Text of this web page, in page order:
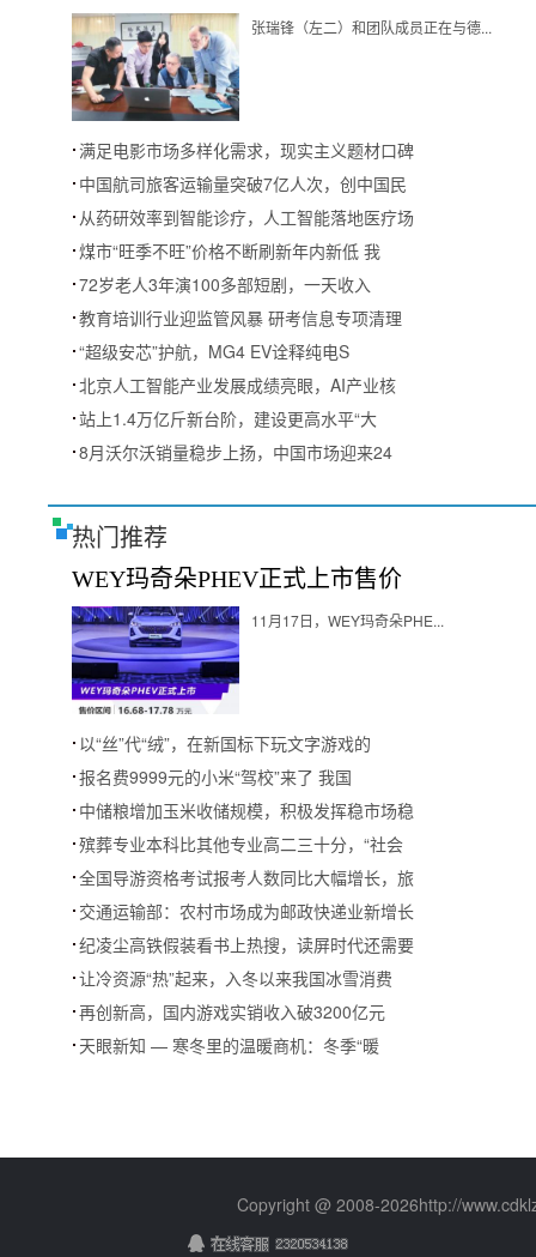
张瑞锋（左二）和团队成员正在与德...
满足电影市场多样化需求，现实主义题材口碑
中国航司旅客运输量突破7亿人次，创中国民
从药研效率到智能诊疗，人工智能落地医疗场
煤市“旺季不旺”价格不断刷新年内新低 我
72岁老人3年演100多部短剧，一天收入
教育培训行业迎监管风暴 研考信息专项清理
“超级安芯”护航，MG4 EV诠释纯电S
北京人工智能产业发展成绩亮眼，AI产业核
站上1.4万亿斤新台阶，建设更高水平“大
8月沃尔沃销量稳步上扬，中国市场迎来24
热门推荐
WEY玛奇朵PHEV正式上市售价
11月17日，WEY玛奇朵PHE...
以“丝”代“绒”，在新国标下玩文字游戏的
报名费9999元的小米“驾校”来了 我国
中储粮增加玉米收储规模，积极发挥稳市场稳
殡葬专业本科比其他专业高二三十分，“社会
全国导游资格考试报考人数同比大幅增长，旅
交通运输部：农村市场成为邮政快递业新增长
纪凌尘高铁假装看书上热搜，读屏时代还需要
让冷资源“热”起来，入冬以来我国冰雪消费
再创新高，国内游戏实销收入破3200亿元
天眼新知 — 寒冬里的温暖商机：冬季“暖
Copyright @ 2008-2026http://